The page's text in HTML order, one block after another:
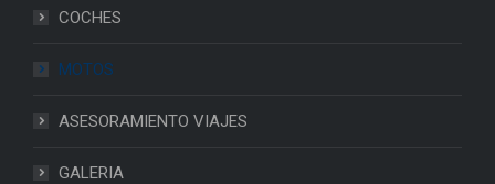
COCHES
MOTOS
ASESORAMIENTO VIAJES
GALERIA